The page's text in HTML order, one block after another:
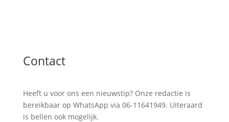
Contact
Heeft u voor ons een nieuwstip? Onze redactie is
bereikbaar op WhatsApp via 06-11641949. Uiteraard
is bellen ook mogelijk.